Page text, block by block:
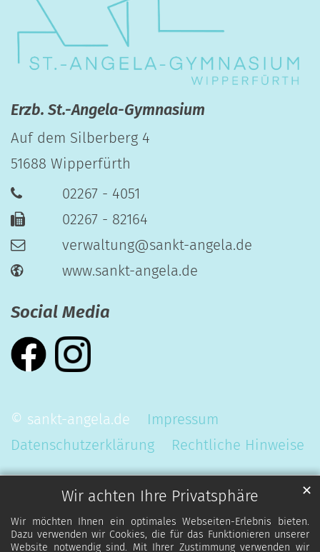
Wir achten Ihre Privatsphäre
Wir möchten Ihnen ein optimales Webseiten-Erlebnis bieten.
Dazu verwenden wir Cookies, die für das Funktionieren unserer
Website notwendig sind. Mit Ihrer Zustimmung verwenden wir
✕
Erzb. St.-Angela-Gymnasium
Auf dem Silberberg 4
51688 Wipperfürth
02267 - 4051
02267 - 82164
verwaltung@sankt-angela.de
www.sankt-angela.de
Social Media
© sankt-angela.de
Impressum
Datenschutzerklärung
Rechtliche Hinweise